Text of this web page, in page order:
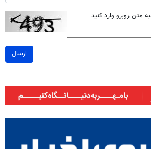
متن روبرو وارد کنید
ارسال